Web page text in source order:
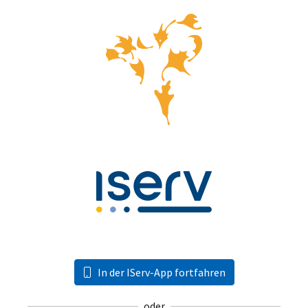
In der IServ-App fortfahren